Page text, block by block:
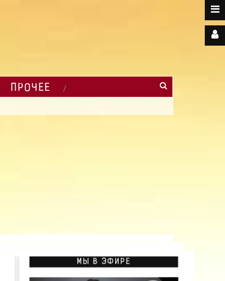
ПРОЧЕЕ
МЫ В ЭФИРЕ